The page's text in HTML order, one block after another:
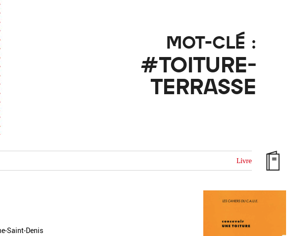
La paille / le chanvre
Le verre
MOT-CLÉ :
#TOITURE-
TERRASSE
Livre
Saint-Denis